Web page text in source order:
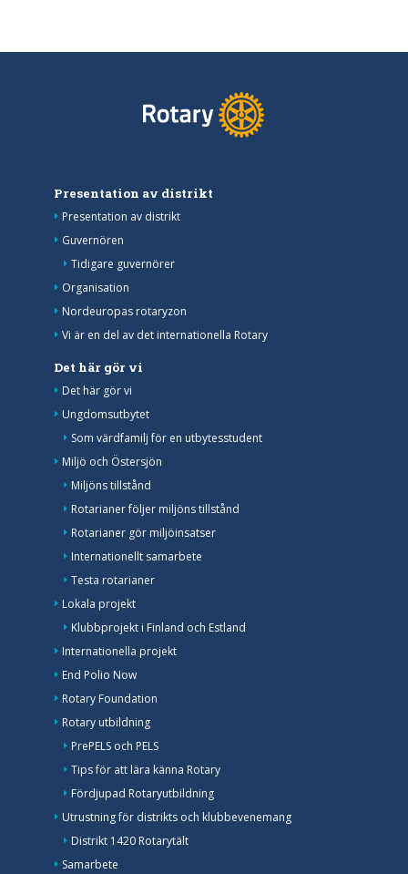
Presentation av distrikt
Presentation av distrikt
Guvernören
Tidigare guvernörer
Organisation
Nordeuropas rotaryzon
Vi är en del av det internationella Rotary
Det här gör vi
Det här gör vi
Ungdomsutbytet
Som värdfamilj för en utbytesstudent
Miljö och Östersjön
Miljöns tillstånd
Rotarianer följer miljöns tillstånd
Rotarianer gör miljöinsatser
Internationellt samarbete
Testa rotarianer
Lokala projekt
Klubbprojekt i Finland och Estland
Internationella projekt
End Polio Now
Rotary Foundation
Rotary utbildning
PrePELS och PELS
Tips för att lära känna Rotary
Fördjupad Rotaryutbildning
Utrustning för distrikts och klubbevenemang
Distrikt 1420 Rotarytält
Samarbete